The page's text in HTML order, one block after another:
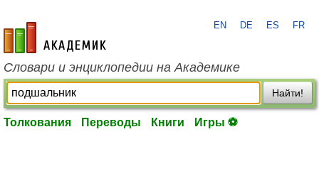
academic.ru
EN DE ES FR
Словари и энциклопедии на Академике
Найти!
Толкования Переводы Книги Игры ⚽